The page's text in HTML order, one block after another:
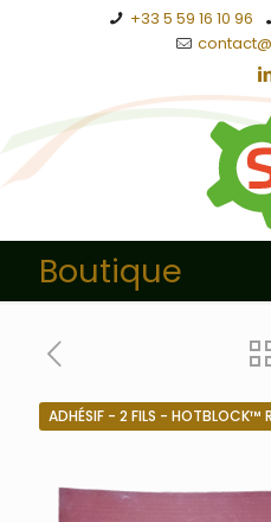
+33 5 59 16 10 96
Boutique
ADHÉSIF - 2 FILS - HOTBLOCK™